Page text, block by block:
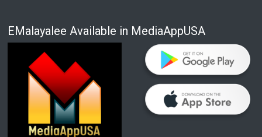
EMalayalee Available in MediaAppUSA